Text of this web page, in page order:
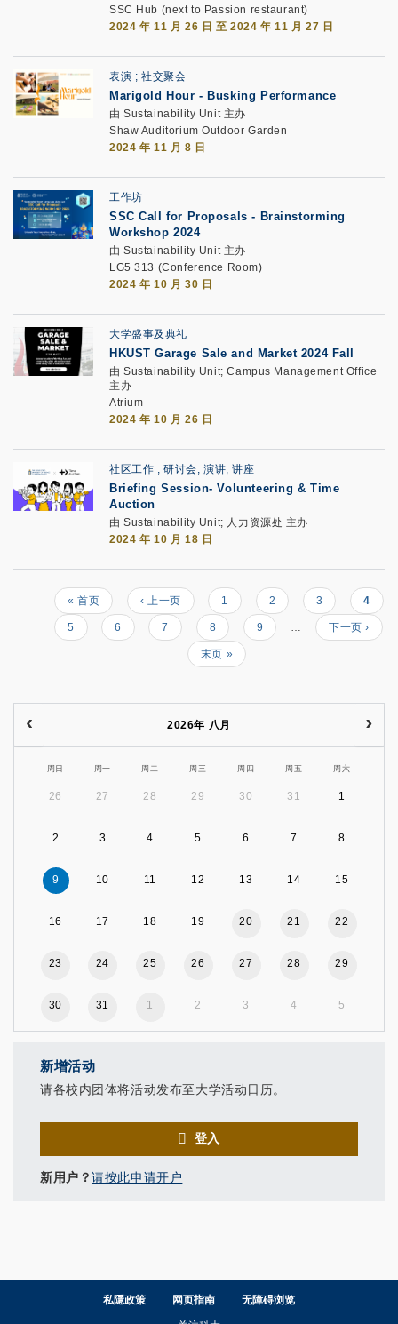
SSC Hub (next to Passion restaurant)
2024 年 11 月 26 日 至 2024 年 11 月 27 日
表演 社交聚会
Marigold Hour - Busking Performance
由 Sustainability Unit 主办
Shaw Auditorium Outdoor Garden
2024 年 11 月 8 日
工作坊
SSC Call for Proposals - Brainstorming
Workshop 2024
由 Sustainability Unit 主办
LG5 313 (Conference Room)
2024 年 10 月 30 日
大学盛事及典礼
HKUST Garage Sale and Market 2024 Fall
由 Sustainability Unit; Campus Management Office
主办
Atrium
2024 年 10 月 26 日
社区工作 研讨会, 演讲, 讲座
Briefing Session- Volunteering & Time
Auction
由 Sustainability Unit; 人力资源处 主办
2024 年 10 月 18 日
Pagination
First
page
« 首页
Previous
page
‹ 上一页
页
面
1
页
面
2
页
面
3
当
前
页
4
页
面
5
页
面
6
页
面
7
页
面
8
页
面
9 …
Next
page
下一页 ›
Last
page
末页 »
2026年 八月
周日 周一 周二 周三 周四 周五 周六
26 27 28 29 30 31 1
2 3 4 5 6 7 8
9 10 11 12 13 14 15
16 17 18 19 20 21 22
23 24 25 26 27 28 29
30 31 1 2 3 4 5
新增活动
请各校内团体将活动发布至大学活动日历。
登入
新用户？请按此申请开户
私隱政策 网页指南 无障碍浏览